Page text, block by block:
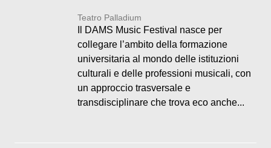
Teatro Palladium
Il DAMS Music Festival nasce per
collegare l’ambito della formazione
universitaria al mondo delle istituzioni
culturali e delle professioni musicali, con
un approccio trasversale e
transdisciplinare che trova eco anche...